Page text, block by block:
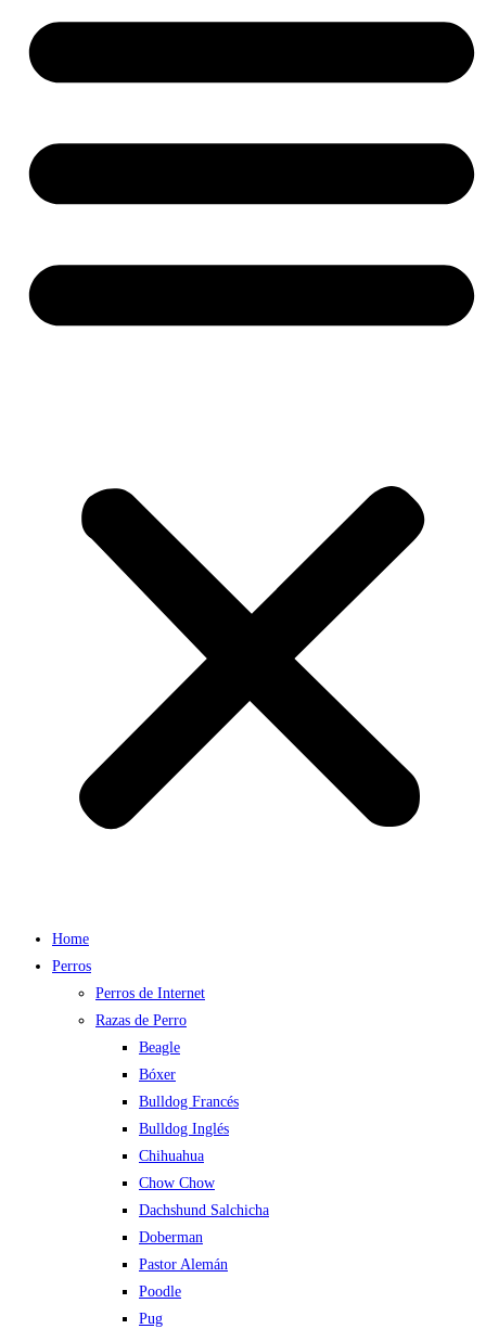
Home
Perros
Perros de Internet
Razas de Perro
Beagle
Bóxer
Bulldog Francés
Bulldog Inglés
Chihuahua
Chow Chow
Dachshund Salchicha
Doberman
Pastor Alemán
Poodle
Pug